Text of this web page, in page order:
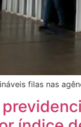
filas nas